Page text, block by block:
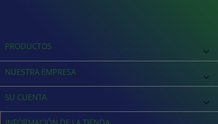
PRODUCTOS 
NUESTRA EMPRESA 
SU CUENTA 